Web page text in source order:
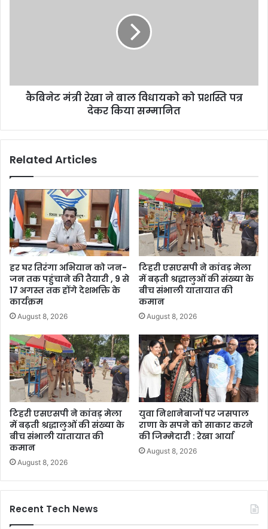
कैबिनेट मंत्री रेखा ने बाल विधायको को प्रशस्ति पत्र
देकर किया सम्मानित
Related Articles
हर घर तिरंगा अभियान को जन-
जन तक पहुंचाने की तैयारी , 9 से
17 अगस्त तक होंगे देशभक्ति के
कार्यक्रम
August 8, 2026
टिहरी एसएसपी ने कांवड़ मेला
में बढ़ती श्रद्धालुओं की संख्या के
बीच संभाली यातायात की
कमान
August 8, 2026
टिहरी एसएसपी ने कांवड़ मेला
में बढ़ती श्रद्धालुओं की संख्या के
बीच संभाली यातायात की
कमान
August 8, 2026
युवा निशानेबाजों पर जसपाल
राणा के सपने को साकार करने
की जिम्मेदारी : रेखा आर्या
August 8, 2026
Recent Tech News